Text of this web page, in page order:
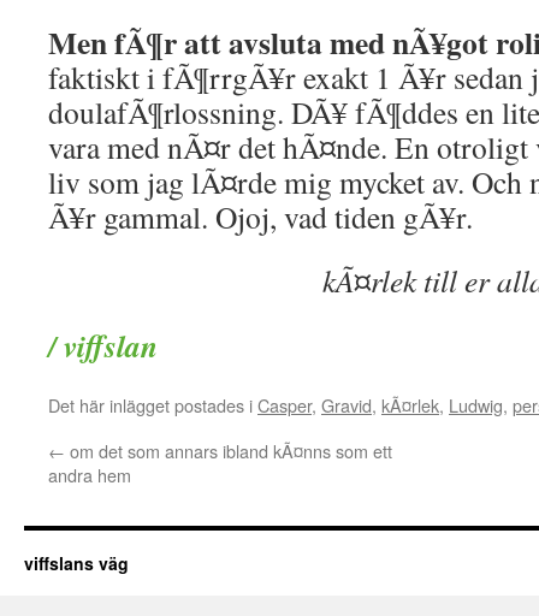
Men fÃ¶r att avsluta med nÃ¥got
faktiskt i fÃ¶rrgÃ¥r exakt 1 Ã¥r sedan
doulafÃ¶rlossning. DÃ¥ fÃ¶ddes en
vara med nÃ¤r det hÃ¤nde. En
liv som jag lÃ¤rde mig mycket av. Och
Ã¥r gammal. Ojoj, vad tiden gÃ¥r.
kÃ¤rlek till er
/ viffslan
Det här inlägget postades iCasper, Gravid, kÃ¤rlek, Ludwig,
← om det som annars ibland kÃ¤nns som ett
andra hem
viffslans väg